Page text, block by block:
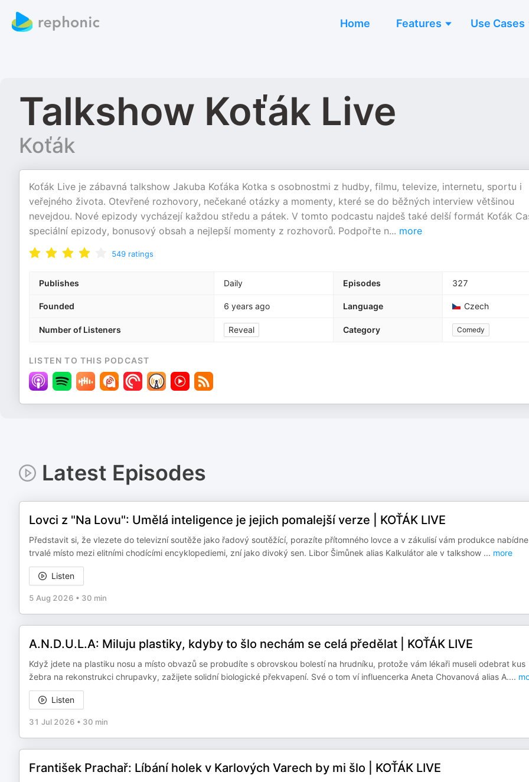
Home Features Use Cases
Talkshow Koťák Live
Koťák
Koťák Live je zábavná talkshow Jakuba Koťáka Kotka s osobnostmi z hudby, filmu, televize, internetu, sportu i
veřejného života. Otevřené rozhovory, nečekané otázky a momenty, které se do běžných interview většinou
nevejdou. Nové epizody vycházejí každou středu a pátek. V tomto podcastu najdeš také delší formát Koťák
speciální epizody, bonusový obsah a nejlepší momenty z rozhovorů. Podpořte n... more
549 ratings
Publishes Daily Episodes 327
Founded 6 years ago Language Czech
Number of Listeners Reveal Category Comedy
LISTEN TO THIS PODCAST
Latest Episodes
Lovci z "Na Lovu": Umělá inteligence je jejich pomalejší verze | KOŤÁK LIVE
Představit si, že vlezete do televizní soutěže jako řadový soutěžící, porazíte přítomného lovce a v zákulisí vám produkce nabídne
trvalé místo mezi elitními chodícími encyklopediemi, zní jako divoký sen. Libor Šimůnek alias Kalkulátor ale v talkshow ... more
Listen
5 Aug 2026 • 30 min
A.N.D.U.L.A: Miluju plastiky, kdyby to šlo nechám se celá předělat | KOŤÁK LIVE
Když jdete na plastiku nosu a místo obvazů se probudíte s obrovskou bolestí na hrudníku, protože vám lékaři museli odebrat kus
žebra na rekonstrukci chrupavky, zažijete solidní biologické překvapení. Své o tom ví influencerka Aneta Chovanová alias A....
Listen
31 Jul 2026 • 30 min
František Prachař: Líbání holek v Karlových Varech by mi šlo | KOŤÁK LIVE